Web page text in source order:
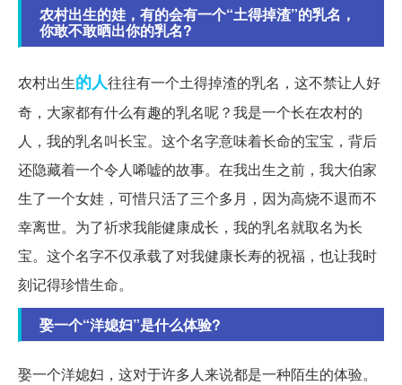
农村出生的娃，有的会有一个“土得掉渣”的乳名，
你敢不敢晒出你的乳名?
农村出生的人往往有一个土得掉渣的乳名，这不禁让人好
奇，大家都有什么有趣的乳名呢？我是一个长在农村的
人，我的乳名叫长宝。这个名字意味着长命的宝宝，背后
还隐藏着一个令人唏嘘的故事。在我出生之前，我大伯家
生了一个女娃，可惜只活了三个多月，因为高烧不退而不
幸离世。为了祈求我能健康成长，我的乳名就取名为长
宝。这个名字不仅承载了对我健康长寿的祝福，也让我时
刻记得珍惜生命。
娶一个“洋媳妇”是什么体验?
娶一个洋媳妇，这对于许多人来说都是一种陌生的体验。